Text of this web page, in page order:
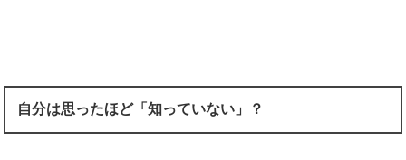
自分は思ったほど「知っていない」？